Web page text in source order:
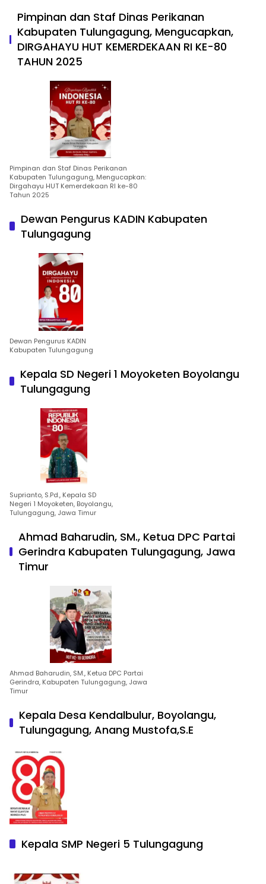
Pimpinan dan Staf Dinas Perikanan
Kabupaten Tulungagung, Mengucapkan,
DIRGAHAYU HUT KEMERDEKAAN RI KE-80
TAHUN 2025
Pimpinan dan Staf Dinas Perikanan
Kabupaten Tulungagung, Mengucapkan:
Dirgahayu HUT Kemerdekaan RI ke-80
Tahun 2025
Dewan Pengurus KADIN Kabupaten
Tulungagung
Dewan Pengurus KADIN
Kabupaten Tulungagung
Kepala SD Negeri 1 Moyoketen Boyolangu
Tulungagung
Suprianto, S.Pd., Kepala SD
Negeri 1 Moyoketen, Boyolangu,
Tulungagung, Jawa Timur
Ahmad Baharudin, SM., Ketua DPC Partai
Gerindra Kabupaten Tulungagung, Jawa
Timur
Ahmad Baharudin, SM., Ketua DPC Partai
Gerindra, Kabupaten Tulungagung, Jawa
Timur
Kepala Desa Kendalbulur, Boyolangu,
Tulungagung, Anang Mustofa,S.E
Kepala SMP Negeri 5 Tulungagung